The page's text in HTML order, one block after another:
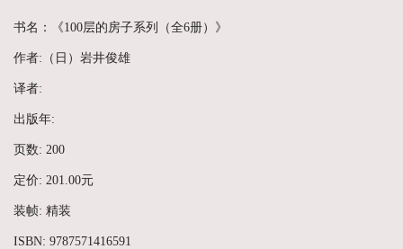
书名：《100层的房子系列（全6册）》
作者:（日）岩井俊雄
译者:
出版年:
页数: 200
定价: 201.00元
装帧: 精装
ISBN: 9787571416591